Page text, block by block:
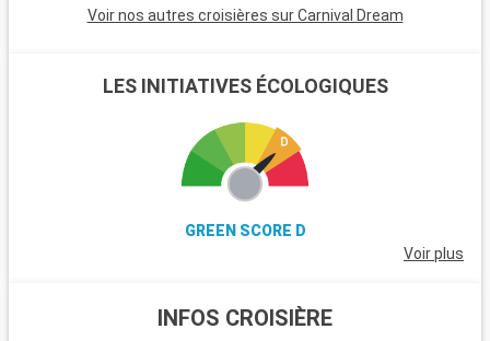
Voir nos autres croisières sur Carnival Dream
LES INITIATIVES ÉCOLOGIQUES
GREEN SCORE D
Voir plus
INFOS CROISIÈRE